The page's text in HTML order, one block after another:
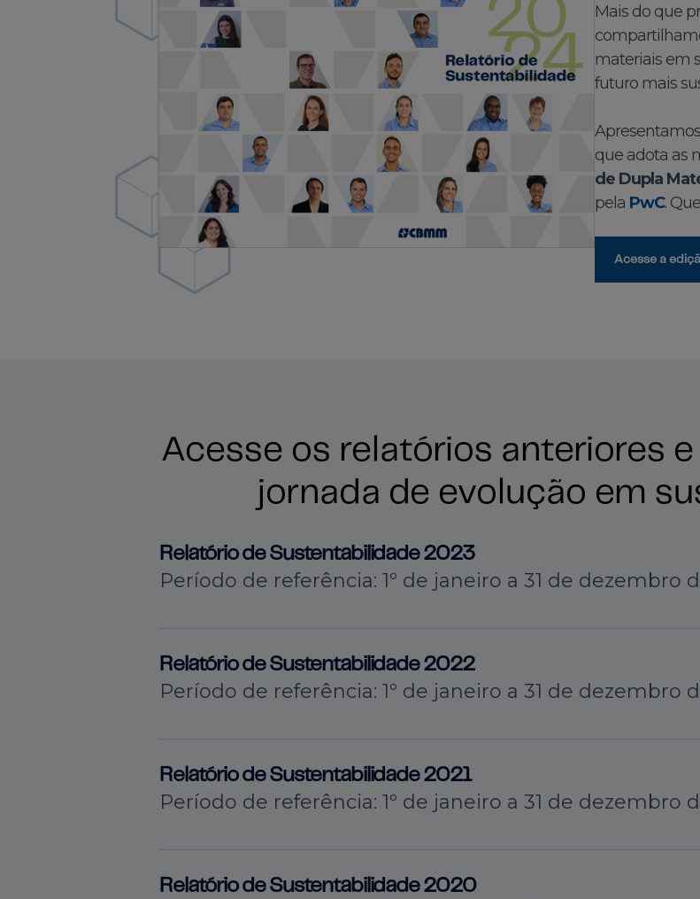
Mais do que
materiais em
futuro mais
que adota as
de Dupla
pela PwC.
Acesse a
Acesse os relatórios anteriores
jornada de evolução em
Relatório de Sustentabilidade 2023
Período de referência: 1º de janeiro a 31 de dezembro
Relatório de Sustentabilidade 2022
Período de referência: 1º de janeiro a 31 de dezembro
Relatório de Sustentabilidade 2021
Período de referência: 1º de janeiro a 31 de dezembro
Relatório de Sustentabilidade 2020